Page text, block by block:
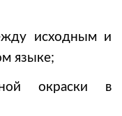
исходным и
языке;
окраски в